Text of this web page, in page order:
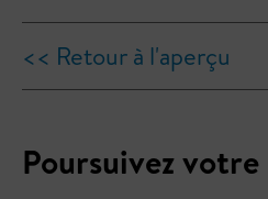
<< Retour à l'aperçu
Poursuivez